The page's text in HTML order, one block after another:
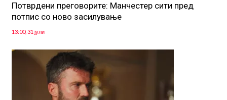
Потврдени преговорите: Манчестер сити пред
потпис со ново засилување
13:00, 31 јули